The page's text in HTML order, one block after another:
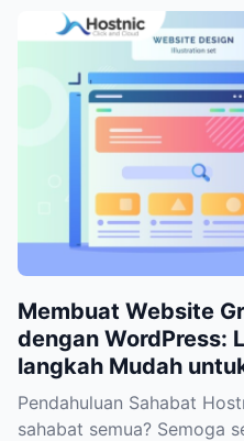
Membuat Website
dengan WordPress:
langkah Mudah
Pendahuluan Sahabat
sahabat semua? Semoga